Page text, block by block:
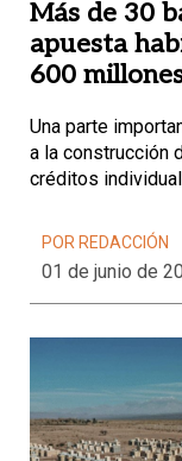
Más de 30
apuesta
600
Una parte
a la construcción
créditos
POR REDACCIÓN
01 de junio de